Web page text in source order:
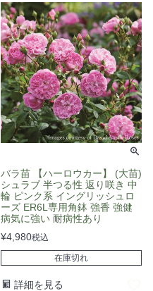
バラ苗 【ハーロウカー】 (大苗)
シュラブ 半つる性 返り咲き 中
輪 ピンク系 イングリッシュロ
ーズ ER6L専用角鉢 強香 強健
病気に強い 耐病性あり
¥4,980税込
在庫切れ
詳細を見る